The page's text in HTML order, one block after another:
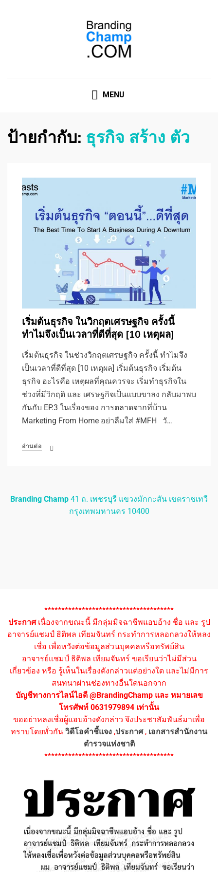
MENU
ป้ายกำกับ: ธุรกิจ สร้าง ตัว
เริ่มต้นธุรกิจ ในวิกฤตเศรษฐกิจ ครั้งนี้
ทำไมจึงเป็นเวลาที่ดีที่สุด [10 เหตุผล]
เริ่มต้นธุรกิจ ในช่วงวิกฤตเศรษฐกิจ ครั้งนี้ ทำไมจึง
เป็นเวลาที่ดีที่สุด [10 เหตุผล] เริ่มต้นธุรกิจ เริ่มต้น
ธุรกิจ อะไรคือ เหตุผลที่คุณควรจะ เริ่มทำธุรกิจใน
ช่วงที่มีวิกฤติ และ เศรษฐกิจเป็นแบบขาลง กลับมาพบ
กันกับ EP.3 ในเรื่องของ การตลาดจากที่บ้าน
Marketing From Home อย่าลืมใส่ #MFH วั…
อ่านต่อ
Branding Champ 41 ถ. เพชรบุรี แขวงมักกะสัน เขตราชเทวี
กรุงเทพมหานคร 10400
**************************************
ประกาศเนื่องจากขณะนี้ มีกลุ่มมิจฉาชีพแอบอ้าง ชื่อ และ รูป
อาจารย์แชมป์ ธิติพล เทียมจันทร์ กระทำการหลอกลวงให้หลง
เชื่อ เพื่อหวังต่อข้อมูลส่วนบุคคลหรือทรัพย์สิน
อาจารย์แชมป์ ธิติพล เทียมจันทร์ ขอเรียนว่าไม่มีส่วน
เกี่ยวข้อง หรือ รู้เห็นในเรื่องดังกล่าวแต่อย่างใด และไม่มีการ
สนทนาผ่านช่องทางอื่นใดนอกจาก
บัญชีทางการไลน์ไอดี @BrandingChamp และ หมายเลข
โทรศัพท์ 0631979894 เท่านั้น
ขออย่าหลงเชื่อผู้แอบอ้างดังกล่าว จึงประชาสัมพันธ์มาเพื่อ
ทราบโดยทั่วกัน วิดีโอคำชี้แจง ,ประกาศ, เอกสารสำนักงาน
ตำรวจแห่งชาติ
**************************************